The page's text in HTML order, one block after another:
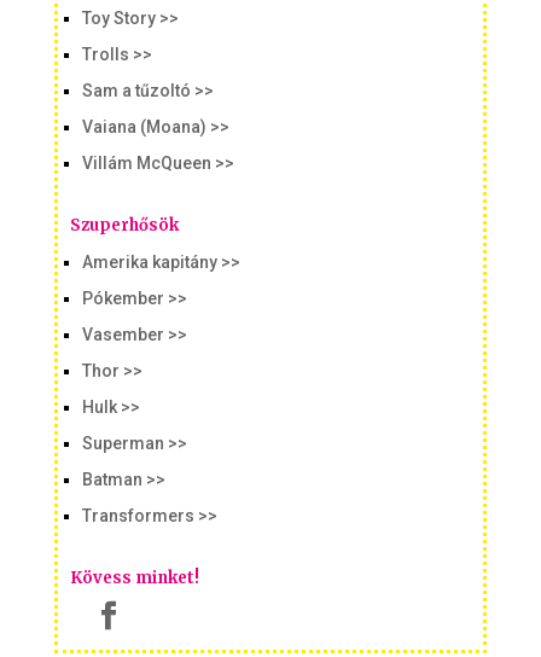
Toy Story >>
Trolls >>
Sam a tűzoltó >>
Vaiana (Moana) >>
Villám McQueen >>
Szuperhősök
Amerika kapitány >>
Pókember >>
Vasember >>
Thor >>
Hulk >>
Superman >>
Batman >>
Transformers >>
Kövess minket!